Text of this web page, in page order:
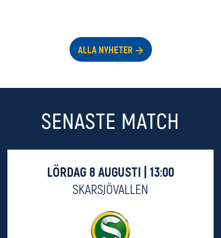
ALLA NYHETER
SENASTE MATCH
LÖRDAG 8 AUGUSTI | 13:00
SKARSJÖVALLEN